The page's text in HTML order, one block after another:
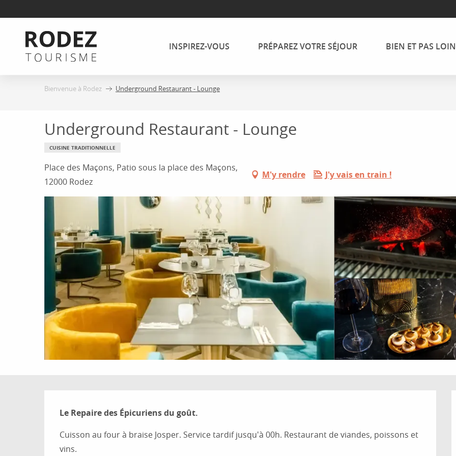
au
contenu
principal
INSPIREZ-VOUS PRÉPAREZ VOTRE SÉJOUR BIEN ET PAS LOIN
Bienvenue à Rodez Underground Restaurant - Lounge
Underground Restaurant - Lounge
CUISINE TRADITIONNELLE
Place des Maçons, Patio sous la place des Maçons,
12000 Rodez
M'y rendre J'y vais en train !
Description
Le Repaire des Épicuriens du goût.
Cuisson au four à braise Josper. Service tardif jusqu'à 00h. Restaurant de viandes, poissons et
vins.